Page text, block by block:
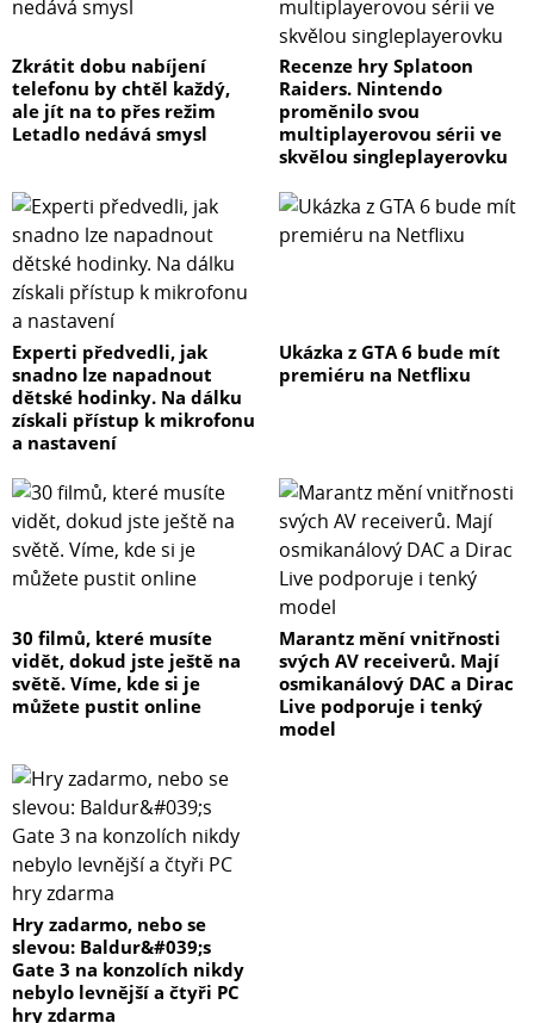
Zkrátit dobu nabíjení
telefonu by chtěl každý,
ale jít na to přes režim
Letadlo nedává smysl
Recenze hry Splatoon
Raiders. Nintendo
proměnilo svou
multiplayerovou sérii ve
skvělou singleplayerovku
Experti předvedli, jak
snadno lze napadnout
dětské hodinky. Na dálku
získali přístup k mikrofonu
a nastavení
Ukázka z GTA 6 bude mít
premiéru na Netflixu
30 filmů, které musíte
vidět, dokud jste ještě na
světě. Víme, kde si je
můžete pustit online
Marantz mění vnitřnosti
svých AV receiverů. Mají
osmikanálový DAC a Dirac
Live podporuje i tenký
model
Hry zadarmo, nebo se
slevou: Baldur&#039;s
Gate 3 na konzolích nikdy
nebylo levnější a čtyři PC
hry zdarma